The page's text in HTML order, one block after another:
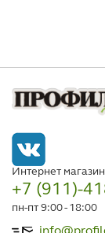
Интернет
+7 (911)-
пн-пт 9:00 - 18:00